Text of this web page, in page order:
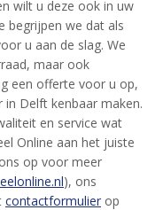
wilt u deze ook in uw
begrijpen we dat als
u aan de slag. We
maar ook
een offerte voor u op,
Delft kenbaar maken.
en service wat
Online aan het juiste
op voor meer
), ons
contactformulier op